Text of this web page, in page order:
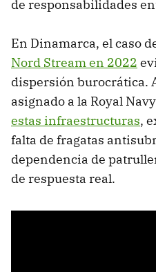
de responsabilidades
En Dinamarca, el caso
Nord Stream en 2022
dispersión burocrática.
asignado a la Royal
estas infraestructuras,
falta de fragatas
dependencia de
de respuesta real.